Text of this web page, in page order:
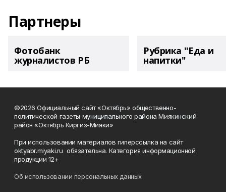
Партнеры
Фотобанк
журналистов РБ
Рубрика "Еда и
напитки"
©2026 Официальный сайт «Октябрь» общественно-
политической газеты муниципального района Миякинский
район «Октябрь Киргиз-Мияки»
При использовании материалов гиперссылка на сайт
oktyabr.miyaki.ru обязательна. Категория информационной
продукции 12+
Об использовании персональных данных